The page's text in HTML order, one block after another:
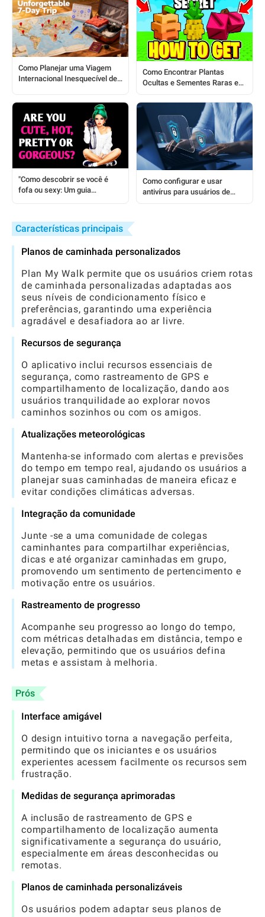
Como Planejar uma Viagem
Internacional Inesquecível de
Como Encontrar Plantas
Ocultas e Sementes Raras em
"Como descobrir se você é
fofa ou sexy: Um guia
Como configurar e usar
antivírus para usuários de
Características principais
Planos de caminhada personalizados
Plan My Walk permite que os usuários criem rotas
de caminhada personalizadas adaptadas aos
seus níveis de condicionamento físico e
preferências, garantindo uma experiência
agradável e desafiadora ao ar livre.
Recursos de segurança
O aplicativo inclui recursos essenciais de
segurança, como rastreamento de GPS e
compartilhamento de localização, dando aos
usuários tranquilidade ao explorar novos
caminhos sozinhos ou com os amigos.
Atualizações meteorológicas
Mantenha-se informado com alertas e previsões
do tempo em tempo real, ajudando os usuários a
planejar suas caminhadas de maneira eficaz e
evitar condições climáticas adversas.
Integração da comunidade
Junte -se a uma comunidade de colegas
caminhantes para compartilhar experiências,
dicas e até organizar caminhadas em grupo,
promovendo um sentimento de pertencimento e
motivação entre os usuários.
Rastreamento de progresso
Acompanhe seu progresso ao longo do tempo,
com métricas detalhadas em distância, tempo e
elevação, permitindo que os usuários defina
metas e assistam à melhoria.
Prós
Interface amigável
O design intuitivo torna a navegação perfeita,
permitindo que os iniciantes e os usuários
experientes acessem facilmente os recursos sem
frustração.
Medidas de segurança aprimoradas
A inclusão de rastreamento de GPS e
compartilhamento de localização aumenta
significativamente a segurança do usuário,
especialmente em áreas desconhecidas ou
remotas.
Planos de caminhada personalizáveis
Os usuários podem adaptar seus planos de